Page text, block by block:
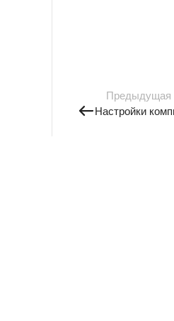
Предыдущая
Настройки